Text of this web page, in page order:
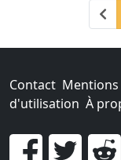
Contact Mentions
d'utilisation À